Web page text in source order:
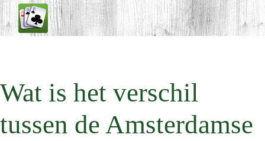
Wat is het verschil
tussen de Amsterdamse